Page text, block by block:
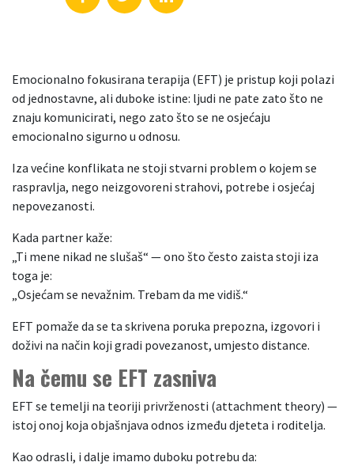
Emocionalno fokusirana terapija (EFT) je pristup koji polazi
od jednostavne, ali duboke istine: ljudi ne pate zato što ne
znaju komunicirati, nego zato što se ne osjećaju
emocionalno sigurno u odnosu.
Iza većine konflikata ne stoji stvarni problem o kojem se
raspravlja, nego neizgovoreni strahovi, potrebe i osjećaj
nepovezanosti.
Kada partner kaže:
„Ti mene nikad ne slušaš“ — ono što često zaista stoji iza
toga je:
„Osjećam se nevažnim. Trebam da me vidiš.“
EFT pomaže da se ta skrivena poruka prepozna, izgovori i
doživi na način koji gradi povezanost, umjesto distance.
Na čemu se EFT zasniva
EFT se temelji na teoriji privrženosti (attachment theory) —
istoj onoj koja objašnjava odnos između djeteta i roditelja.
Kao odrasli, i dalje imamo duboku potrebu da: